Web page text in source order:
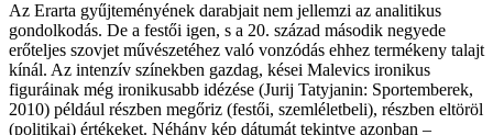
Az Erarta gyűjteményének darabjait nem jellemzi az analitikus
gondolkodás. De a festői igen, s a 20. század második negyede
erőteljes szovjet művészetéhez való vonzódás ehhez termékeny talajt
kínál. Az intenzív színekben gazdag, kései Malevics ironikus
figuráinak még ironikusabb idézése (Jurij Tatyjanin: Sportemberek,
2010) például részben megőriz (festői, szemléletbeli), részben eltöröl
(politikai) értékeket. Néhány kép dátumát tekintve azonban –